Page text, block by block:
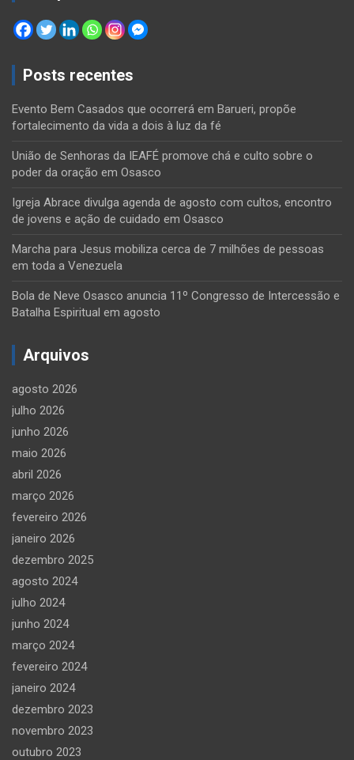
Posts recentes
Evento Bem Casados que ocorrerá em Barueri, propõe
fortalecimento da vida a dois à luz da fé
União de Senhoras da IEAFÉ promove chá e culto sobre o
poder da oração em Osasco
Igreja Abrace divulga agenda de agosto com cultos, encontro
de jovens e ação de cuidado em Osasco
Marcha para Jesus mobiliza cerca de 7 milhões de pessoas
em toda a Venezuela
Bola de Neve Osasco anuncia 11º Congresso de Intercessão e
Batalha Espiritual em agosto
Arquivos
agosto 2026
julho 2026
junho 2026
maio 2026
abril 2026
março 2026
fevereiro 2026
janeiro 2026
dezembro 2025
agosto 2024
julho 2024
junho 2024
março 2024
fevereiro 2024
janeiro 2024
dezembro 2023
novembro 2023
outubro 2023